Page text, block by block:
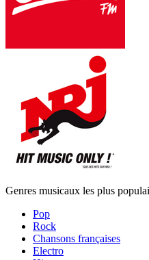
Genres musicaux les plus
Pop
Rock
Chansons françaises
Electro